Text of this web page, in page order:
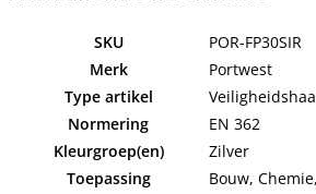
SKU
POR-FP30SIR
Merk
Portwest
Type artikel
Normering
EN 362
Kleurgroep(en)
Zilver
Toepassing
Bouw,